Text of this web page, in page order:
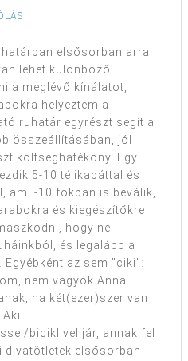
elsősorban arra
lehet különböző
a meglévő kínálatot,
helyeztem a
ruhatár egyrészt segít a
összeállításában, jól
költséghatékony. Egy
5-10 télikabáttal és
ami -10 fokban is beválik,
és kiegészítőkre
hogy ne
és legalább a
az sem "ciki":
nem vagyok Anna
ha két(ezer)szer van
biciklivel jár, annak fel
divatötletek elsősorban